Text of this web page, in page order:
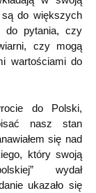
do większych
do pytania, czy
czy mogą
wartościami do
do Polski,
nasz stan
się nad
który swoją
wydał
ukazało się